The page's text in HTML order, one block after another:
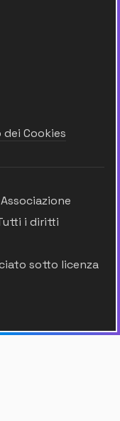
Cookies
i diritti
sotto licenza